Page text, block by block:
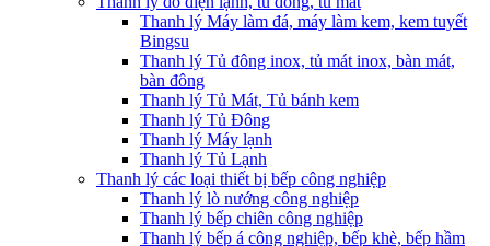
Thanh lý Máy làm đá, máy làm kem, kem tuyết
Bingsu
Thanh lý Tủ đông inox, tủ mát inox, bàn mát,
bàn đông
Thanh lý Tủ Mát, Tủ bánh kem
Thanh lý Tủ Đông
Thanh lý Máy lạnh
Thanh lý Tủ Lạnh
Thanh lý các loại thiết bị bếp công nghiệp
Thanh lý lò nướng công nghiệp
Thanh lý bếp chiên công nghiệp
Thanh lý bếp á công nghiệp, bếp khè, bếp hầm